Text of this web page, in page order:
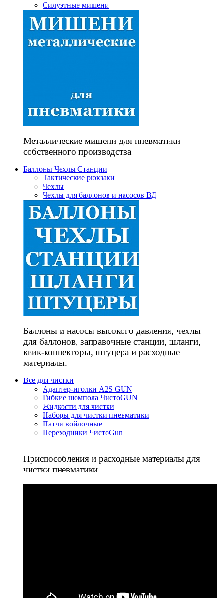
Силуэтные мишени
Металлические мишени для пневматики
собственного производства
Баллоны Чехлы Станции
Тактические рюкзаки
Чехлы
Чехлы для баллонов и насосов ВД
Баллоны и насосы высокого давления, чехлы
для баллонов, заправочные станции, шланги,
квик-коннекторы, штуцера и расходные
материалы.
Всё для чистки
Адаптер-иголки A2S GUN
Гибкие шомпола ЧистоGUN
Жидкости для чистки
Наборы для чистки пневматики
Патчи войлочные
Переходники ЧистоGun
Приспособления и расходные материалы для
чистки пневматики